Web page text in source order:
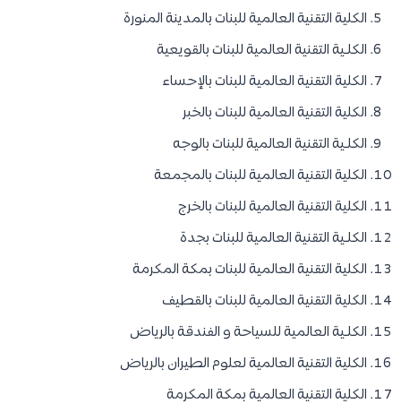
الكلية التقنية العالمية للبنات بالمدينة المنورة
الكلـية التقنية العالمية للبنات بالقويعية
الكلية التقنية العالمية للبنات بالإحساء
الكلية التقنية العالمية للبنات بالخبر
الكلـية التقنية العالمية للبنات بالوجه
الكلية التقنية العالمية للبنات بالمجمعة
الكلية التقنية العالمية للبنات بالخرج
الكلـية التقنية العالمية للبنات بجدة
الكلية التقنية العالمية للبنات بمكة المكرمة
الكلية التقنية العالمية للبنات بالقطيف
الكلـية العالمية للسياحة و الفندقة بالرياض
الكلية التقنية العالمية لعلوم الطيران بالرياض
الكلية التقنية العالمية بمكة المكرمة